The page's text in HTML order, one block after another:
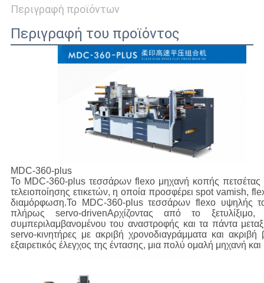
ΠΟΛΙΤΙΚΉ
ΑΠΟΡΡΉΤΟΥ
Περιγραφή προϊόντων
Περιγραφή του προϊόντος
MDC-360-plus
Το MDC-360-plus τεσσάρων flexo μηχανή κοπής πετσέτας
τελειοποίησης ετικετών, η οποία προσφέρει spot vamish,
διαμόρφωση.Το MDC-360-plus τεσσάρων flexo υψηλής
πλήρως servo-drivenΑρχίζοντας από το
συμπεριλαμβανομένου του αναστροφής και τα πάντα
servo-κινητήρες με ακριβή χρονοδιαγράμματα και ακριβή
εξαιρετικός έλεγχος της έντασης, μια πολύ ομαλή μηχανή